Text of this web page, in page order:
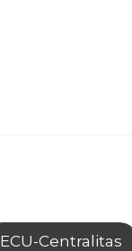
ECU-Centralitas